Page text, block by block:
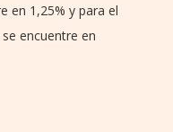
en 1,25% y para el
encuentre en